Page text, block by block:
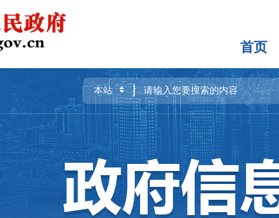
首页